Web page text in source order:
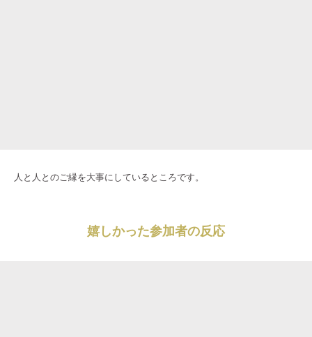
人と人とのご縁を大事にしているところです。
嬉しかった参加者の反応